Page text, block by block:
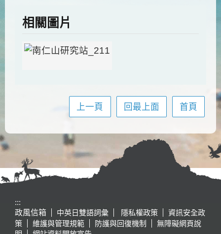
相關圖片
上一頁 回最上面 首頁
:::
政風信箱
中英日雙語詞彙 隱私權政策
資訊安全政
策
維護與管理規範 防護與回復機制
無障礙網頁說